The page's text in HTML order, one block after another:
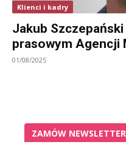
Klienci i kadry
Jakub
prasowym Agencji
01/08/2025
ZAMÓW NEWSLETTER